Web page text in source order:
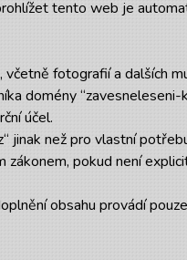
tento web je
fotografií a dalších
domény
účel.
jinak než pro vlastní
pokud není
obsahu provádí